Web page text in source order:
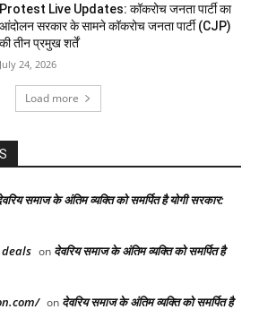
Protest Live Updates: कॉकरोच जनता पार्टी का
आंदोलन सरकार के सामने कॉकरोच जनता पार्टी (CJP)
की तीन प्रमुख शर्तें
July 24, 2026
Load more
समाज के अंतिम व्यक्ति को समर्पित है योगी सरकार:
on देवरिय समाज के अंतिम व्यक्ति को समर्पित है
on देवरिय समाज के अंतिम व्यक्ति को समर्पित है